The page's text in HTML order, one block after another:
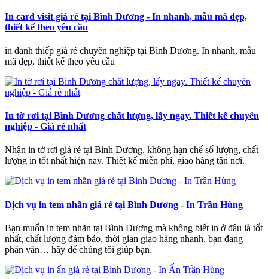
In card visit giá rẻ tại Bình Dương - In nhanh, mẫu mã đẹp,
thiết kế theo yêu cầu
in danh thiếp giá rẻ chuyên nghiệp tại Bình Dương. In nhanh, mẫu
mã đẹp, thiết kế theo yêu cầu
In tờ rơi tại Bình Dương chất lượng, lấy ngay. Thiết kế chuyên
nghiệp - Giá rẻ nhất
Nhận in tờ rơi giá rẻ tại Bình Dương, không hạn chế số lượng, chất
lượng in tốt nhất hiện nay. Thiết kế miễn phí, giao hàng tận nơi.
Dịch vụ in tem nhãn giá rẻ tại Bình Dương - In Trần Hùng
Bạn muốn in tem nhãn tại Bình Dương mà không biết in ở đâu là tốt
nhất, chất lượng đảm bảo, thời gian giao hàng nhanh, bạn đang
phân vân… hãy để chúng tôi giúp bạn.